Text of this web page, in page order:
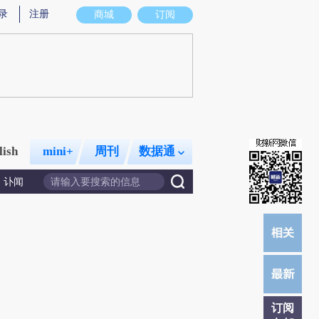
商城 订阅
注册
mini+ 周刊 数据通
讣闻
订阅